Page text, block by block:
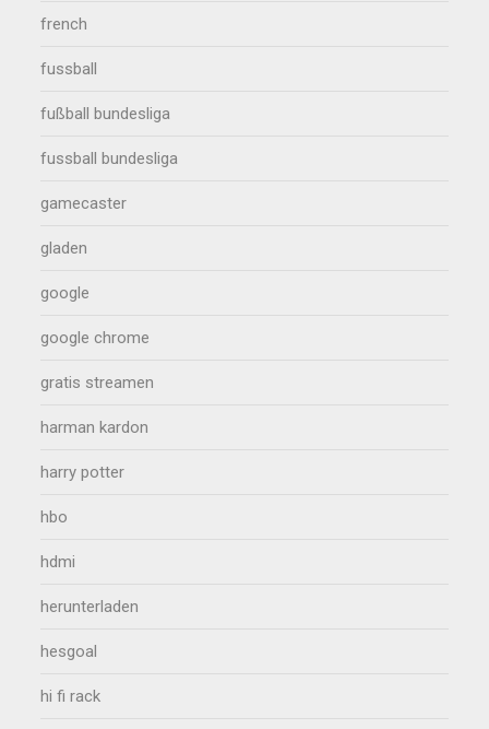
french
fussball
fußball bundesliga
fussball bundesliga
gamecaster
gladen
google
google chrome
gratis streamen
harman kardon
harry potter
hbo
hdmi
herunterladen
hesgoal
hi fi rack